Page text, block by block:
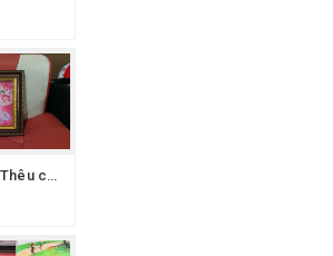
Đóng Khung Tranh Thêu chữ Thập Bình Dương